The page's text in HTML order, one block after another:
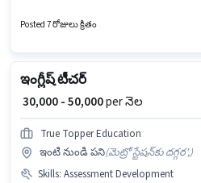
కోల్‌కతా లో ఉంది.
Posted 7 రోజులు క్రితం
ఇంగ్లీష్ టీచర్
₹ 30,000 - 50,000per నెల
True Topper Education
ఇంటి నుండి పని(మెట్రో స్టేషన్‌కు దగ్గర',)
Skills: Assessment Development